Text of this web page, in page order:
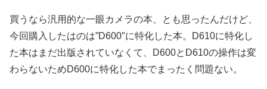
買うなら汎用的な一眼カメラの本、とも思ったんだけど、
今回購入したはのは”D600″に特化した本。D610に特化し
た本はまだ出版されていなくて、D600とD610の操作は変
わらないためD600に特化した本でまったく問題ない。